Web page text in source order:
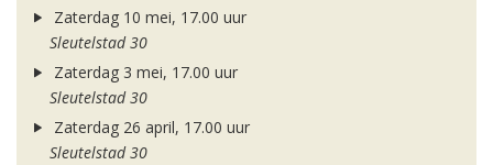
Zaterdag 10 mei, 17.00 uur
Sleutelstad 30
Zaterdag 3 mei, 17.00 uur
Sleutelstad 30
Zaterdag 26 april, 17.00 uur
Sleutelstad 30